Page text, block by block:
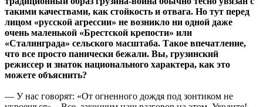
такими качествами, как стойкость и отвага. Но тут перед
лицом «русской агрессии» не возникло ни одной даже
очень маленькой «Брестской крепости» или
«Сталинграда» сельского масштаба. Такое впечатление,
что все просто панически бежали. Вы, грузинский
режиссер и знаток национального характера, как это
можете объяснить?
— У нас говорят: «От огненного дождя под зонтиком не